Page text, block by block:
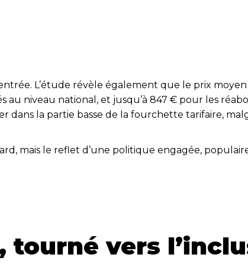
L’étude révèle également que le prix
niveau national, et jusqu’à 847 € pour les
dans la partie basse de la fourchette tarifaire,
mais le reflet d’une politique engagée,
tourné vers